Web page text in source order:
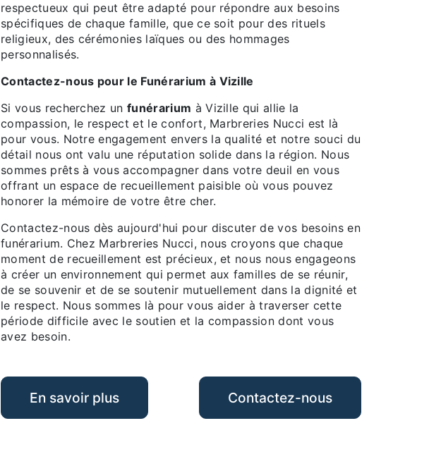
respectueux qui peut être adapté pour répondre aux besoins
spécifiques de chaque famille, que ce soit pour des rituels
religieux, des cérémonies laïques ou des hommages
personnalisés.
Contactez-nous pour le Funérarium à Vizille
Si vous recherchez unfunérarium à Vizille qui allie la
compassion, le respect et le confort, Marbreries Nucci est là
pour vous. Notre engagement envers la qualité et notre souci du
détail nous ont valu une réputation solide dans la région. Nous
sommes prêts à vous accompagner dans votre deuil en vous
offrant un espace de recueillement paisible où vous pouvez
honorer la mémoire de votre être cher.
Contactez-nous dès aujourd'hui pour discuter de vos besoins en
funérarium. Chez Marbreries Nucci, nous croyons que chaque
moment de recueillement est précieux, et nous nous engageons
à créer un environnement qui permet aux familles de se réunir,
de se souvenir et de se soutenir mutuellement dans la dignité et
le respect. Nous sommes là pour vous aider à traverser cette
période difficile avec le soutien et la compassion dont vous
avez besoin.
En savoir plus Contactez-nous